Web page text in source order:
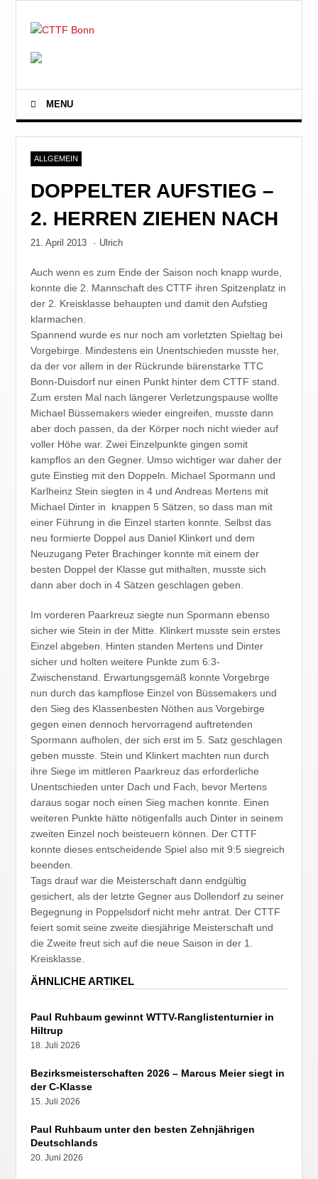
MENU
ALLGEMEIN
DOPPELTER AUFSTIEG –
2. HERREN ZIEHEN NACH
21. April 2013 · Ulrich
Auch wenn es zum Ende der Saison noch knapp wurde,
konnte die 2. Mannschaft des CTTF ihren Spitzenplatz in
der 2. Kreisklasse behaupten und damit den Aufstieg
klarmachen.
Spannend wurde es nur noch am vorletzten Spieltag bei
Vorgebirge. Mindestens ein Unentschieden musste her,
da der vor allem in der Rückrunde bärenstarke TTC
Bonn-Duisdorf nur einen Punkt hinter dem CTTF stand.
Zum ersten Mal nach längerer Verletzungspause wollte
Michael Büssemakers wieder eingreifen, musste dann
aber doch passen, da der Körper noch nicht wieder auf
voller Höhe war. Zwei Einzelpunkte gingen somit
kampflos an den Gegner. Umso wichtiger war daher der
gute Einstieg mit den Doppeln. Michael Spormann und
Karlheinz Stein siegten in 4 und Andreas Mertens mit
Michael Dinter in knappen 5 Sätzen, so dass man mit
einer Führung in die Einzel starten konnte. Selbst das
neu formierte Doppel aus Daniel Klinkert und dem
Neuzugang Peter Brachinger konnte mit einem der
besten Doppel der Klasse gut mithalten, musste sich
dann aber doch in 4 Sätzen geschlagen geben.
Im vorderen Paarkreuz siegte nun Spormann ebenso
sicher wie Stein in der Mitte. Klinkert musste sein erstes
Einzel abgeben. Hinten standen Mertens und Dinter
sicher und holten weitere Punkte zum 6:3-
Zwischenstand. Erwartungsgemäß konnte Vorgebrge
nun durch das kampflose Einzel von Büssemakers und
den Sieg des Klassenbesten Nöthen aus Vorgebirge
gegen einen dennoch hervorragend auftretenden
Spormann aufholen, der sich erst im 5. Satz geschlagen
geben musste. Stein und Klinkert machten nun durch
ihre Siege im mittleren Paarkreuz das erforderliche
Unentschieden unter Dach und Fach, bevor Mertens
daraus sogar noch einen Sieg machen konnte. Einen
weiteren Punkte hätte nötigenfalls auch Dinter in seinem
zweiten Einzel noch beisteuern können. Der CTTF
konnte dieses entscheidende Spiel also mit 9:5 siegreich
beenden.
Tags drauf war die Meisterschaft dann endgültig
gesichert, als der letzte Gegner aus Dollendorf zu seiner
Begegnung in Poppelsdorf nicht mehr antrat. Der CTTF
feiert somit seine zweite diesjährige Meisterschaft und
die Zweite freut sich auf die neue Saison in der 1.
Kreisklasse.
ÄHNLICHE ARTIKEL
Paul Ruhbaum gewinnt WTTV-Ranglistenturnier in
Hiltrup
18. Juli 2026
Bezirksmeisterschaften 2026 – Marcus Meier siegt in
der C-Klasse
15. Juli 2026
Paul Ruhbaum unter den besten Zehnjährigen
Deutschlands
20. Juni 2026